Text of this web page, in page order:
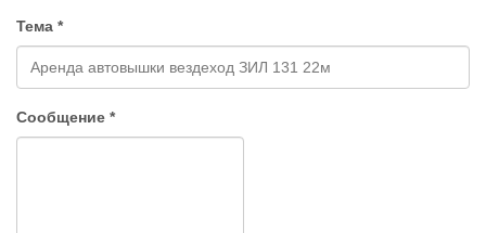
Тема *
Сообщение *